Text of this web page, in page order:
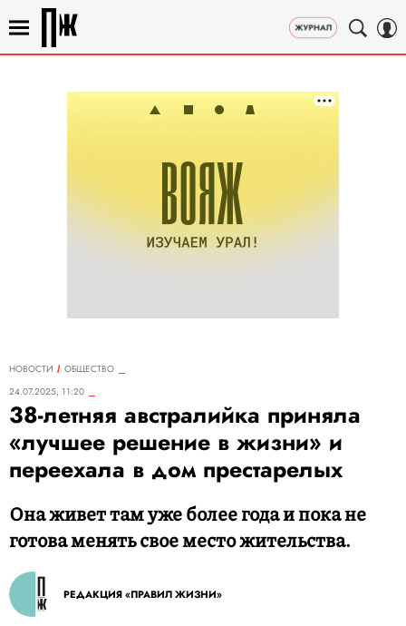
НОВОСТИ
ОБЩЕСТВО
24.07.2025, 11:20
38-летняя австралийка приняла
«лучшее решение в жизни» и
переехала в дом престарелых
Она живет там уже более года и пока не
готова менять свое место жительства.
РЕДАКЦИЯ «ПРАВИЛ ЖИЗНИ»